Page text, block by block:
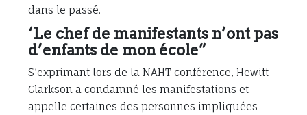
dans le passé.
‘Le chef de manifestants n’ont pas
d’enfants de mon école”
S’exprimant lors de la NAHT conférence, Hewitt-
Clarkson a condamné les manifestations et
appelle certaines des personnes impliquées